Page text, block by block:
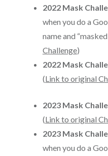
2022 Mask
when you do a
name and
Challenge)
2022 Mask
(Link to original
2023 Mask
(Link to original
2023 Mask
when you do a